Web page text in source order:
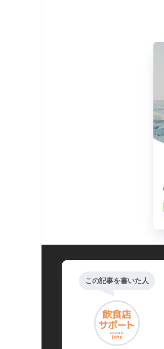
この記事を書いた人